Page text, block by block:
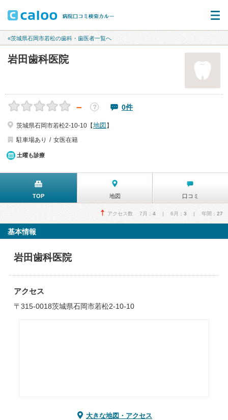
«茨城県石岡市若松の歯科・歯医者一覧へ
岩田歯科医院
－ ？ 0件
茨城県石岡市若松2-10-10【地図 】
駐車場あり
女医在籍
土曜も診療
TOP 地図 口コミ
アクセス数 7月： 4 | 6月： 3 | 年間： 27
基本情報
岩田歯科医院
アクセス
〒315-0018茨城県石岡市若松2-10-10
大きな地図・アクセス